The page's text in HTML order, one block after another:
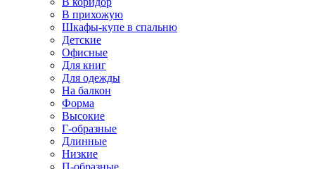
В прихожую
Шкафы-купе в спальню
Детские
Офисные
Для книг
Для одежды
На балкон
Форма
Высокие
Г-образные
Длинные
Низкие
П-образные